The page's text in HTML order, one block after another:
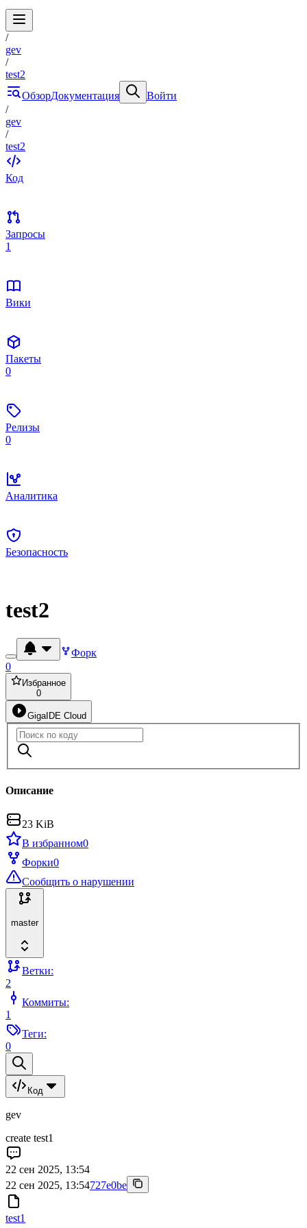
/
gev
/
test2
ОбзорДокументация
Войти
/
gev
/
test2
Код
Запросы
1
Вики
Пакеты
0
Релизы
0
Аналитика
Безопасность
test2
Форк
0
Избранное
0
GigaIDE Cloud
Описание
23 KiB
В избранном0
Форки0
Сообщить о нарушении
master
Ветки:
2
Коммиты:
1
Теги:
0
Код
gev
create test1
22 сен 2025, 13:54
22 сен 2025, 13:54727e0be
test1